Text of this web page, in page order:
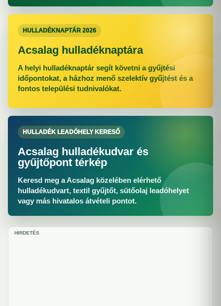
HULLADÉKNAPTÁR 2026
Acsalag hulladéknaptára
A helyi hulladéknaptár segít követni a gyűjtési
időpontokat, a házhoz menő szelektív gyűjtést és a
fontos települési tudnivalókat.
HULLADÉK LEADÓHELY KERESŐ
Acsalag hulladékudvar és
gyűjtőpont térkép
Keresd meg a Acsalag közelében elérhető
hulladékudvart, textil gyűjtőt, sütőolaj leadóhelyet
vagy más hivatalos átvételi pontot.
HIRDETÉS